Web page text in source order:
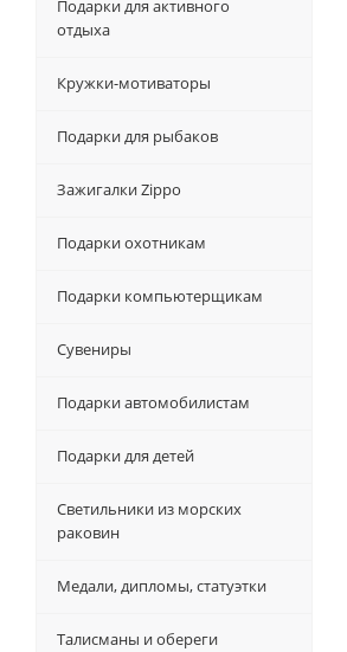
Подарки для активного
отдыха
Кружки-мотиваторы
Подарки для рыбаков
Зажигалки Zippo
Подарки охотникам
Подарки компьютерщикам
Сувениры
Подарки автомобилистам
Подарки для детей
Светильники из морских
раковин
Медали, дипломы, статуэтки
Талисманы и обереги